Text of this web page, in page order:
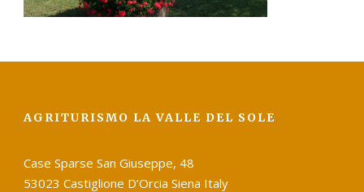
AGRITURISMO LA VALLE DEL SOLE
Case Sparse San Giuseppe, 48
53023 Castiglione D’Orcia Siena Italy